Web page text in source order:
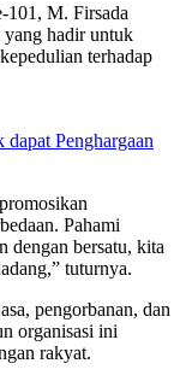
101, M. Firsada
yang hadir untuk
terhadap
Penghargaan
Pahami
dengan bersatu, kita
tuturnya.
pengorbanan, dan
organisasi ini
rakyat.